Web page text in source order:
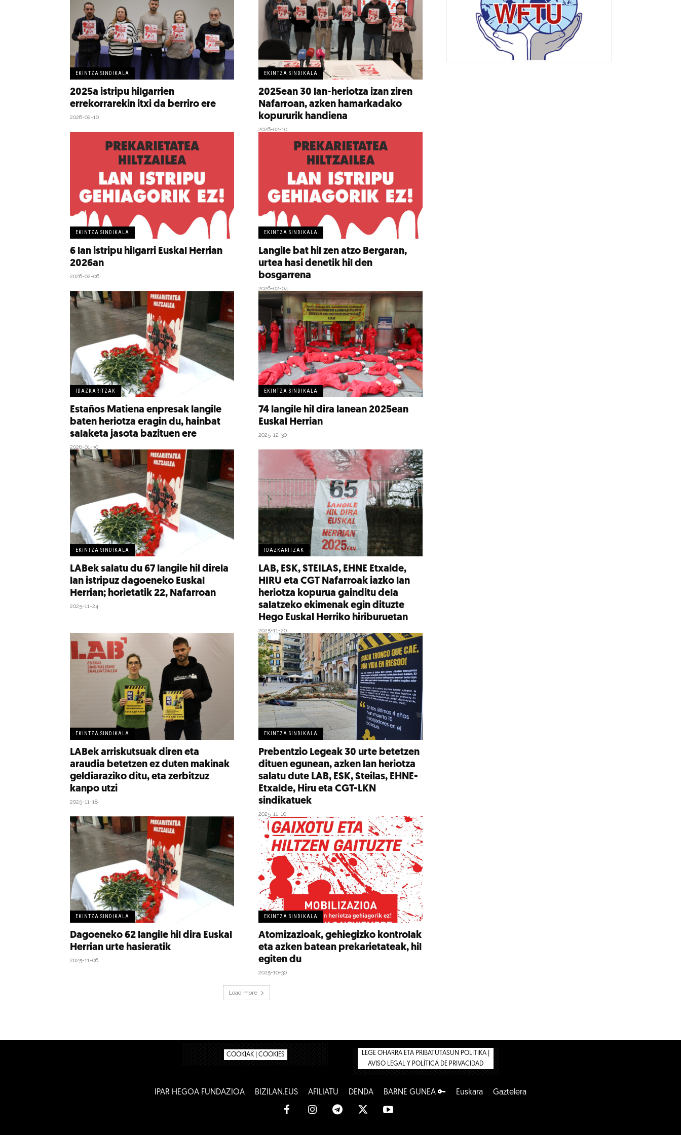
EKINTZA SINDIKALA
2025a istripu hilgarrien
errekorrarekin itxi da berriro ere
2026-02-10
EKINTZA SINDIKALA
2025ean 30 lan-heriotza izan ziren
Nafarroan, azken hamarkadako
kopururik handiena
2026-02-10
EKINTZA SINDIKALA
6 lan istripu hilgarri Euskal Herrian
2026an
2026-02-06
EKINTZA SINDIKALA
Langile bat hil zen atzo Bergaran,
urtea hasi denetik hil den
bosgarrena
2026-02-04
IDAZKARITZAK
Estaños Matiena enpresak langile
baten heriotza eragin du, hainbat
salaketa jasota bazituen ere
2026-01-30
EKINTZA SINDIKALA
74 langile hil dira lanean 2025ean
Euskal Herrian
2025-12-30
EKINTZA SINDIKALA
LABek salatu du 67 langile hil direla
lan istripuz dagoeneko Euskal
Herrian; horietatik 22, Nafarroan
2025-11-24
IDAZKARITZAK
LAB, ESK, STEILAS, EHNE Etxalde,
HIRU eta CGT Nafarroak iazko lan
heriotza kopurua gainditu dela
salatzeko ekimenak egin dituzte
Hego Euskal Herriko hiriburuetan
2025-11-20
EKINTZA SINDIKALA
LABek arriskutsuak diren eta
araudia betetzen ez duten makinak
geldiaraziko ditu, eta zerbitzuz
kanpo utzi
2025-11-18
EKINTZA SINDIKALA
Prebentzio Legeak 30 urte betetzen
dituen egunean, azken lan heriotza
salatu dute LAB, ESK, Steilas, EHNE-
Etxalde, Hiru eta CGT-LKN
sindikatuek
2025-11-10
EKINTZA SINDIKALA
Dagoeneko 62 langile hil dira Euskal
Herrian urte hasieratik
2025-11-06
EKINTZA SINDIKALA
Atomizazioak, gehiegizko kontrolak
eta azken batean prekarietateak, hil
egiten du
2025-10-30
Load more
COOKIAK | COOKIES
LEGE OHARRA ETA PRIBATUTASUN POLITIKA |
AVISO LEGAL Y POLÍTICA DE PRIVACIDAD
IPAR HEGOA FUNDAZIOA BIZILAN.EUS AFILIATU DENDA BARNE GUNEA 🔑 Euskara Gaztelera